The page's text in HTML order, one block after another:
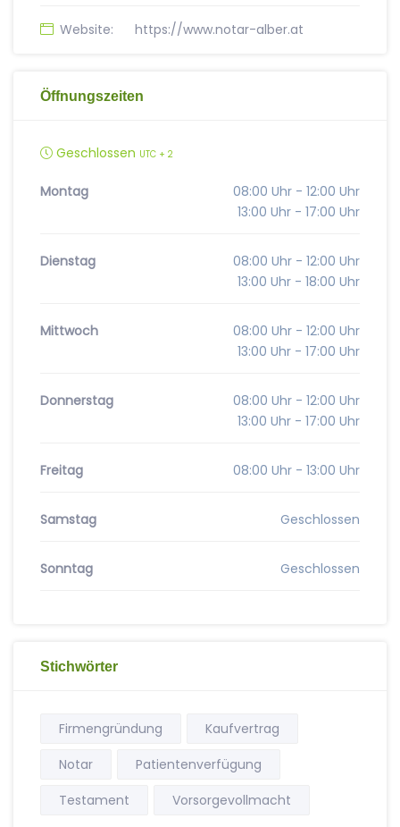
Website: https://www.notar-alber.at
Öffnungszeiten
Geschlossen UTC + 2
Montag
08:00 Uhr - 12:00 Uhr
13:00 Uhr - 17:00 Uhr
Dienstag
08:00 Uhr - 12:00 Uhr
13:00 Uhr - 18:00 Uhr
Mittwoch
08:00 Uhr - 12:00 Uhr
13:00 Uhr - 17:00 Uhr
Donnerstag
08:00 Uhr - 12:00 Uhr
13:00 Uhr - 17:00 Uhr
Freitag 08:00 Uhr - 13:00 Uhr
Samstag Geschlossen
Sonntag Geschlossen
Stichwörter
Firmengründung
Kaufvertrag
Notar
Patientenverfügung
Testament
Vorsorgevollmacht